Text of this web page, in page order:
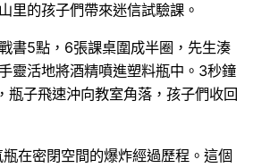
里的孩子們帶來迷信試驗課。
書5點，6張課桌圍成半圈，先生湊
靈活地將酒精噴進塑料瓶中。3秒鐘
瓶子飛速沖向教室角落，孩子們收回
在密閉空間的爆炸經過歷程。這個